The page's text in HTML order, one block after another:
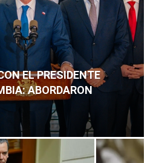
EL PRESIDENTE
ABORDARON